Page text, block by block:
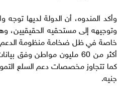
وأكد المندوه، أن الدولة لديها
وتوجيهه إلى مستحقيه الحقيقيين،
خاصة في ظل ضخامة منظومة الدعم
أكثر من 60 مليون مواطن وفق
جنيه.